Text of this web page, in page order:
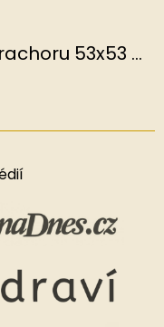
Hedvábný šátek Květy hrachoru 53x53 cm v dárkovém balení, HEDVÁBNÝ SVĚT